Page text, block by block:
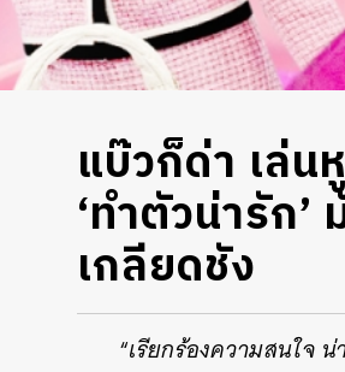
แบ๊วก็ด่า เล่น
‘ทำตัวน่ารัก
เกลียดชัง
“เรียกร้องความสนใจ